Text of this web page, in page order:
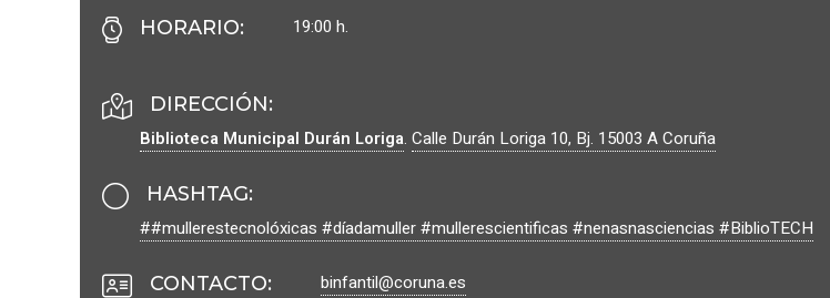
HORARIO: 19:00 h.
DIRECCIÓN:
Biblioteca Municipal Durán Loriga. Calle Durán Loriga 10, Bj. 15003 A Coruña
HASHTAG:
##mullerestecnolóxicas #díadamuller #mullerescientificas #nenasnasciencias #BiblioTECH
CONTACTO:
binfantil@coruna.es